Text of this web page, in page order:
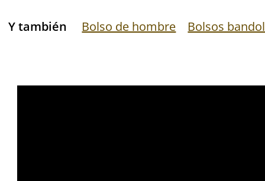
Y también Bolso de hombre Bolsos